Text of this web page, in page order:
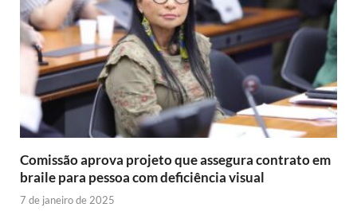
Comissão aprova projeto que assegura contrato em
braile para pessoa com deficiência visual
7 de janeiro de 2025